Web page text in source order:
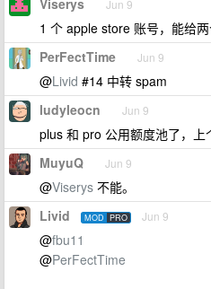
Viserys Jun 9
1 个 apple store 账号，能给
PerFectTime Jun 9
@Livid #14 中转 spam
ludyleocn Jun 9
plus 和 pro 公用额度池了，上
MuyuQ Jun 9
@Viserys 不能。
Livid MOD PRO Jun 9
@fbu11
@PerFectTime